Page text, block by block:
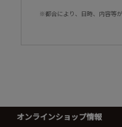
※都合により、日時、内容等
オンラインショップ情報